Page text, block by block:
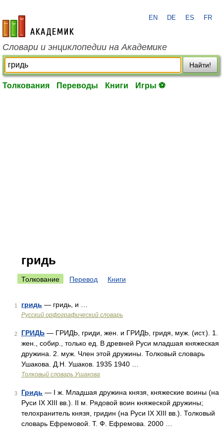
academic.ru
EN DE ES FR
Словари и энциклопедии на Академике
Найти!
Толкования Переводы Книги Игры ⚽
гридь
Толкование Перевод Книги
1 гридь — гридь, и …
Русский орфографический словарь
2 ГРИДЬ — ГРИДЬ, гриди, жен. и ГРИДЬ, гридя, муж. (ист.). 1.
жен., собир., только ед. В древней Руси младшая княжеская
дружина. 2. муж. Член этой дружины. Толковый словарь
Ушакова. Д.Н. Ушаков. 1935 1940 …
Толковый словарь Ушакова
3 Гридь — I ж. Младшая дружина князя, княжеские воины (на
Руси IX XIII вв.). II м. Рядовой воин княжеской дружины;
телохранитель князя, гридин (на Руси IX XIII вв.). Толковый
словарь Ефремовой. Т. Ф. Ефремова. 2000 …